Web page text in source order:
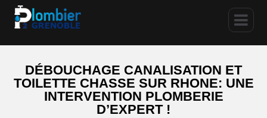
DÉBOUCHAGE CANALISATION ET
TOILETTE CHASSE SUR RHONE: UNE
INTERVENTION PLOMBERIE
D’EXPERT !